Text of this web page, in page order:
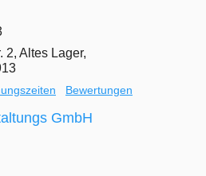
2, Altes Lager,
Bewertungen
GmbH